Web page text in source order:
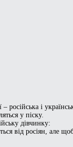
російська і
у піску.
дівчинку:
від росіян, але